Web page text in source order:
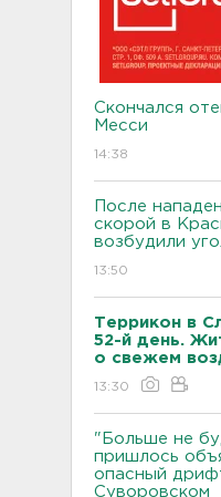
Скончался
Месси
14:38
После
скорой в
возбудили
13:50
Террикон в
52-й день.
о свежем
13:30
"Больше не
пришлось
опасный
Суворовском